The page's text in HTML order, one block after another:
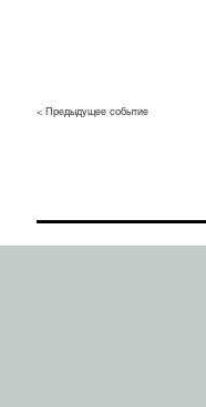
< Предыдущее событие